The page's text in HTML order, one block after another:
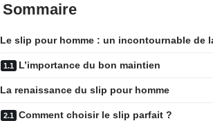
Sommaire
Le slip pour homme : un incontournable de
L’importance du bon maintien
La renaissance du slip pour homme
Comment choisir le slip parfait ?